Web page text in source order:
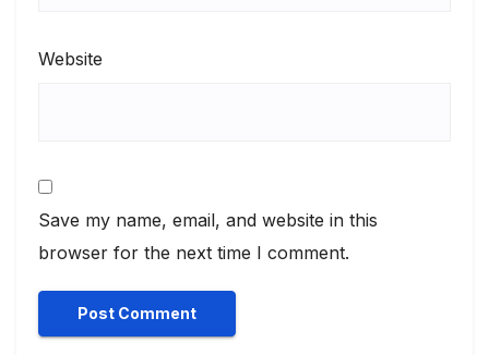
Website
Save my name, email, and website in this
browser for the next time I comment.